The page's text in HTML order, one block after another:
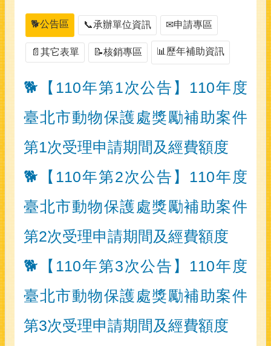
🐕公告區 📞承辦單位資訊 ✉申請專區
📄其它表單 📝核銷專區 📊歷年補助資訊
🐕【110年第1次公告】110年度
臺北市動物保護處獎勵補助案件
第1次受理申請期間及經費額度
🐕【110年第2次公告】110年度
臺北市動物保護處獎勵補助案件
第2次受理申請期間及經費額度
🐕【110年第3次公告】110年度
臺北市動物保護處獎勵補助案件
第3次受理申請期間及經費額度